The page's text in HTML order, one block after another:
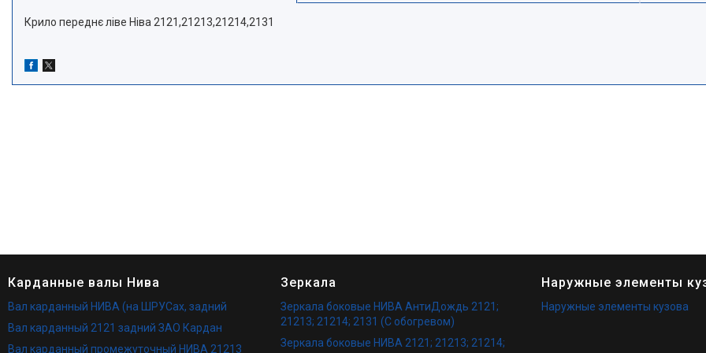
Крило переднє ліве Ніва 2121,21213,21214,2131
Карданные валы Нива
Вал карданный НИВА (на ШРУСах, задний
Вал карданный 2121 задний ЗАО Кардан
Вал карданный промежуточный НИВА 21213
Зеркала
Зеркала боковые НИВА АнтиДождь 2121;
21213; 21214; 2131 (С обогревом)
Зеркала боковые НИВА 2121; 21213; 21214;
Наружные элементы
Наружные элементы кузова